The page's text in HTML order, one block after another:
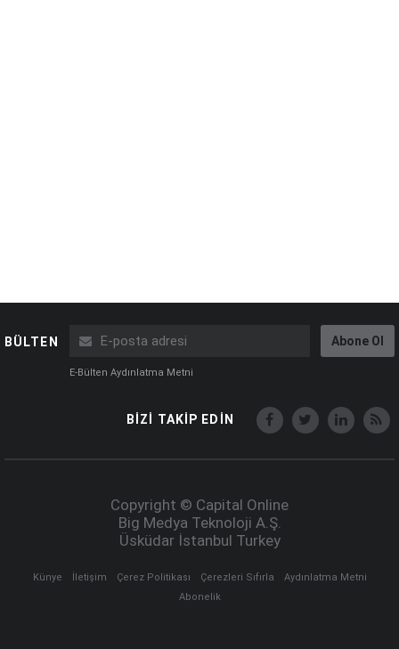
BÜLTEN Abone Ol
E-Bülten Aydınlatma Metni
BİZİ TAKİP EDİN
Copyright © Capital Online
Big Medya Teknoloji A.Ş.
Üsküdar İstanbul Turkey
Künye İletişim Çerez Politikası Çerezleri Sıfırla
Aydınlatma Metni
Abonelik